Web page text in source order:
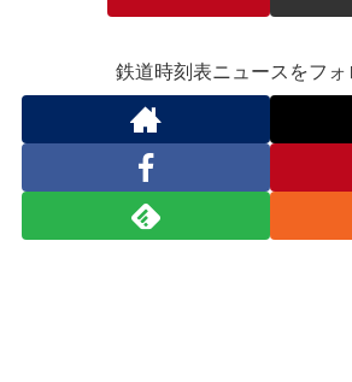
鉄道時刻表ニュースをフォ